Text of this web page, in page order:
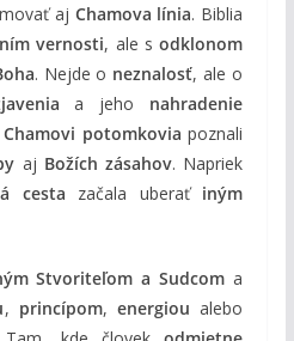
aj Chamova línia. Biblia
vernosti, ale sodklonom
. Nejde o neznalosť, ale o
a jeho nahradenie
Chamovi potomkovia poznali
aj Božích zásahov. Napriek
cesta začala uberať iným
Stvoriteľom a Sudcom a
, princípom,energiou alebo